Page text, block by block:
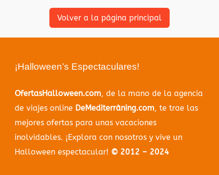
Volver a la página principal
¡Halloween’s Espectaculares!
OfertasHalloween.com, de la mano de la agencia
de viajes online DeMediterràning.com, te trae las
mejores ofertas para unas vacaciones
inolvidables. ¡Explora con nosotros y vive un
Halloween espectacular! © 2012 – 2024